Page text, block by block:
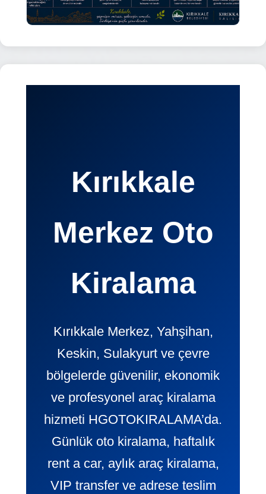
Kırıkkale
Merkez Oto
Kiralama
Kırıkkale Merkez, Yahşihan,
Keskin, Sulakyurt ve çevre
bölgelerde güvenilir, ekonomik
ve profesyonel araç kiralama
hizmeti HGOTOKIRALAMA’da.
Günlük oto kiralama, haftalık
rent a car, aylık araç kiralama,
VIP transfer ve adrese teslim